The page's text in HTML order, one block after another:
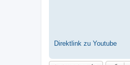
Direktlink zu Youtube